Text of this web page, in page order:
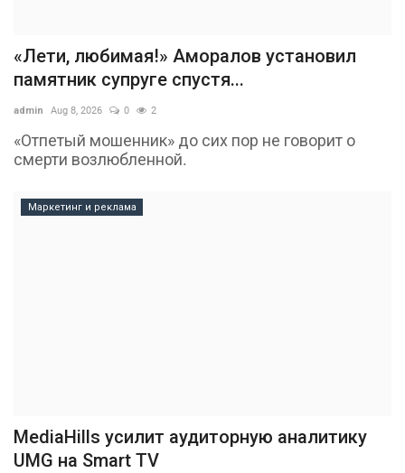
«Лети, любимая!» Аморалов установил
памятник супруге спустя...
admin Aug 8, 2026 0 2
«Отпетый мошенник» до сих пор не говорит о
смерти возлюбленной.
Маркетинг и реклама
MediaHills усилит аудиторную аналитику
UMG на Smart TV